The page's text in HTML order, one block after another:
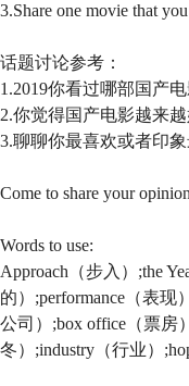
3.Share one movie that
话题讨论参考：
1.2019你看过哪部国产
2.你觉得国产电影越来
3.聊聊你最喜欢或者印
Come to share your
Words to use:
Approach（步入）;the
的）;performance（表现
公司）;box office（票房
冬）;industry（行业）